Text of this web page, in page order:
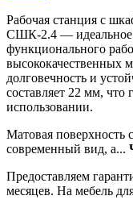
Рабочая станция с
СШК-2.4 — идеальное
функционального
высококачественных
долговечность и
составляет 22 мм, что
использовании.
Матовая поверхность
современный вид, а...
Предоставляем
месяцев. На мебель